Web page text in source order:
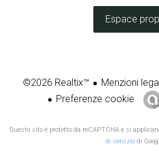
Espace
©2026 Realtix™ Menzioni
Preferenze cookie
Questo sito è protetto da reCAPTCHA e si
di serviziodi